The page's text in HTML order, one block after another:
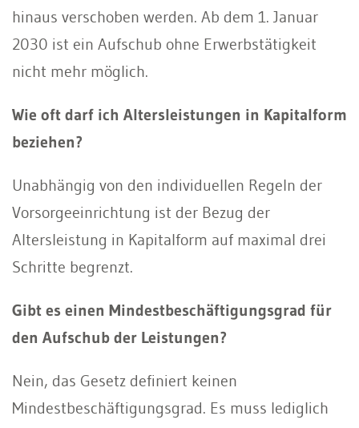
hinaus verschoben werden. Ab dem 1. Januar
2030 ist ein Aufschub ohne Erwerbstätigkeit
nicht mehr möglich.
Wie oft darf ich Altersleistungen in Kapitalform
beziehen?
Unabhängig von den individuellen Regeln der
Vorsorgeeinrichtung ist der Bezug der
Altersleistung in Kapitalform auf maximal drei
Schritte begrenzt.
Gibt es einen Mindestbeschäftigungsgrad für
den Aufschub der Leistungen?
Nein, das Gesetz definiert keinen
Mindestbeschäftigungsgrad. Es muss lediglich